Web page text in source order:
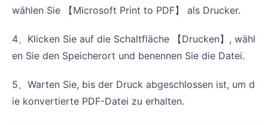
wählen Sie 【Microsoft Print to PDF】 als Drucker.
4、Klicken Sie auf die Schaltfläche 【Drucken】, wähl
en Sie den Speicherort und benennen Sie die Datei.
5、Warten Sie, bis der Druck abgeschlossen ist, um d
ie konvertierte PDF-Datei zu erhalten.